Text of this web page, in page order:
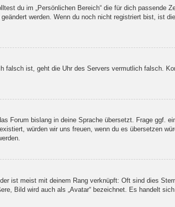
du im „Persönlichen Bereich“ die für dich passende
werden. Wenn du noch nicht registriert bist, ist
falsch ist, geht die Uhr des Servers vermutlich falsch.
Forum bislang in deine Sprache übersetzt. Frage ggf.
würden wir uns freuen, wenn du es übersetzen
ist meist mit deinem Rang verknüpft: Oft sind dies
Bild wird auch als „Avatar“ bezeichnet. Es handelt